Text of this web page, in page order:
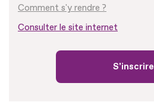
Comment s'y rendre ?
Consulter le site internet
S'inscrire